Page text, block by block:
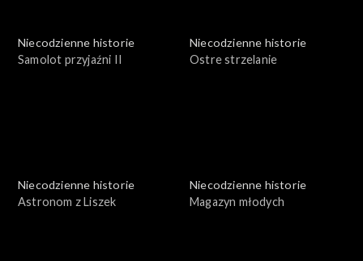
Niecodzienne historie
Samolot przyjaźni II
Niecodzienne historie
Ostre strzelanie
Niecodzienne historie
Astronom z Liszek
Niecodzienne historie
Magazyn młodych